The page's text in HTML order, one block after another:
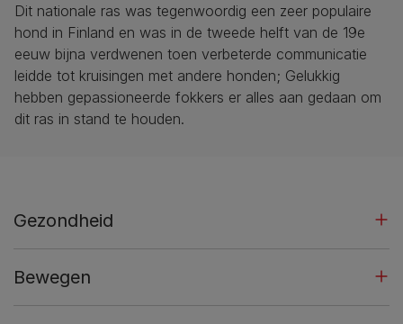
Dit nationale ras was tegenwoordig een zeer populaire
hond in Finland en was in de tweede helft van de 19e
eeuw bijna verdwenen toen verbeterde communicatie
leidde tot kruisingen met andere honden; Gelukkig
hebben gepassioneerde fokkers er alles aan gedaan om
dit ras in stand te houden.
Gezondheid
Bewegen